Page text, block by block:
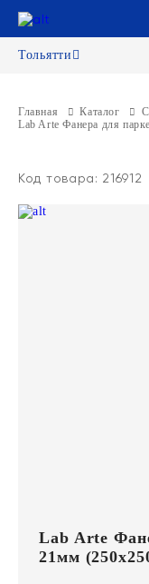
Тольятти
Главная Каталог
Lab Arte Фанера для
Код товара: 216912
Lab Arte
21мм